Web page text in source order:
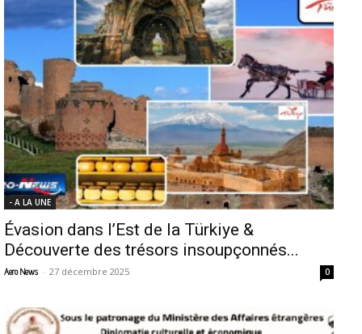
- A LA UNE
Évasion dans l’Est de la Türkiye &
Découverte des trésors insoupçonnés...
Aero News - 27 décembre 2025 0